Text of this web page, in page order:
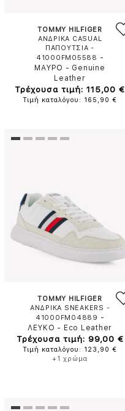
TOMMY HILFIGER
ΑΝΔΡΙΚΑ CASUAL
ΠΑΠΟΥΤΣΙΑ -
41000FM05588 -
ΜΑΥΡΟ - Genuine
Leather
Τρέχουσα τιμή: 115,00 €
Τιμή καταλόγου: 165,90 €
TOMMY HILFIGER
ΑΝΔΡΙΚΑ SNEAKERS -
41000FM04889 -
ΛΕΥΚΟ - Eco Leather
Τρέχουσα τιμή: 99,00 €
Τιμή καταλόγου: 123,90 €
+1 χρώμα